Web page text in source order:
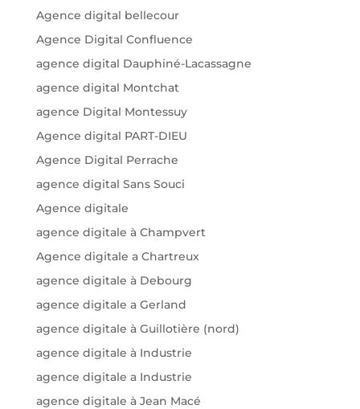
Agence digital bellecour
Agence Digital Confluence
agence digital Dauphiné-Lacassagne
agence digital Montchat
agence Digital Montessuy
Agence digital PART-DIEU
Agence Digital Perrache
agence digital Sans Souci
Agence digitale
agence digitale à Champvert
Agence digitale a Chartreux
agence digitale à Debourg
agence digitale a Gerland
agence digitale à Guillotière (nord)
agence digitale à Industrie
agence digitale a Industrie
agence digitale à Jean Macé